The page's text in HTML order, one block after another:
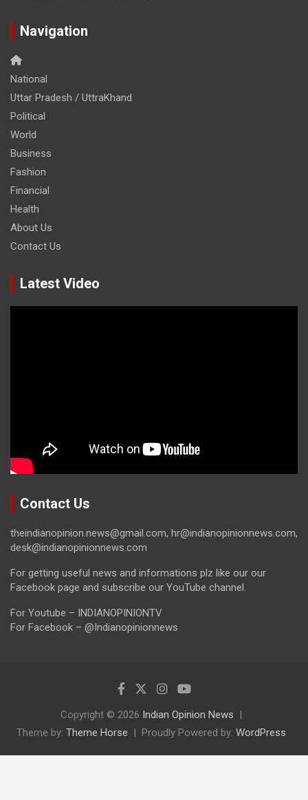
Navigation
National
Uttar Pradesh / UttraKhand
Political
World
Business
Fashion
Financial
Health
About Us
Contact Us
Latest Video
Contact Us
theindianopinion.news@gmail.com, hr@indianopinionnews.com,
desk@indianopinionnews.com
For getting useful news and informations plz like our our
Facebook page and subscribe our YouTube channel.
For Youtube – INDIANOPINIONTV
For Facebook – @Indianopinionnews
Copyright © 2026 Indian Opinion News
Theme by: Theme Horse Proudly Powered by: WordPress